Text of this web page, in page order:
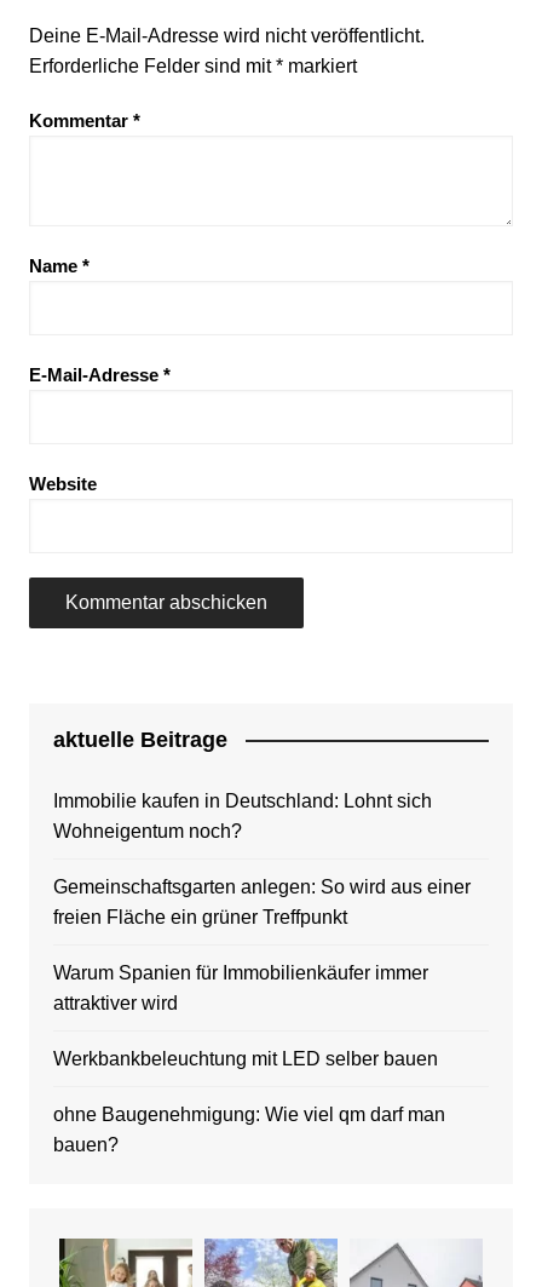
Deine E-Mail-Adresse wird nicht veröffentlicht.
Erforderliche Felder sind mit*markiert
Kommentar *
Name *
E-Mail-Adresse *
Website
aktuelle Beitrage
Immobilie kaufen in Deutschland: Lohnt sich
Wohneigentum noch?
Gemeinschaftsgarten anlegen: So wird aus einer
freien Fläche ein grüner Treffpunkt
Warum Spanien für Immobilienkäufer immer
attraktiver wird
Werkbankbeleuchtung mit LED selber bauen
ohne Baugenehmigung: Wie viel qm darf man
bauen?